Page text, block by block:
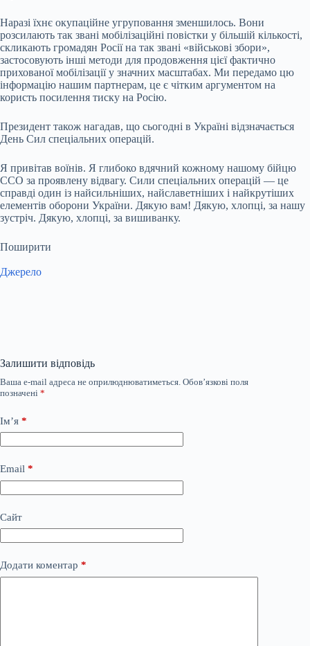
Наразі їхнє окупаційне угруповання зменшилось. Вони
розсилають так звані мобілізаційні повістки у більшій кількості,
скликають громадян Росії на так звані «військові збори»,
застосовують інші методи для продовження цієї фактично
прихованої мобілізації у значних масштабах. Ми передамо цю
інформацію нашим партнерам, це є чітким аргументом на
користь посилення тиску на Росію.
Президент також нагадав, що сьогодні в Україні відзначається
День Сил спеціальних операцій.
Я привітав воїнів. Я глибоко вдячний кожному нашому бійцю
ССО за проявлену відвагу. Сили спеціальних операцій — це
справді один із найсильніших, найславетніших і найкрутіших
елементів оборони України. Дякую вам! Дякую, хлопці, за нашу
зустріч. Дякую, хлопці, за вишиванку.
Поширити
Джерело
Залишити відповідь
Ваша e-mail адреса не оприлюднюватиметься. Обов’язкові поля
позначені *
Ім’я *
Email *
Сайт
Додати коментар *